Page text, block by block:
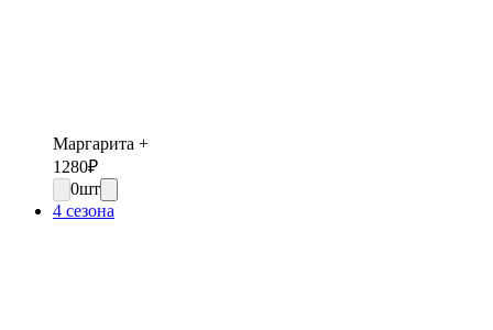
Маргарита +
1280₽
0шт
4 сезона